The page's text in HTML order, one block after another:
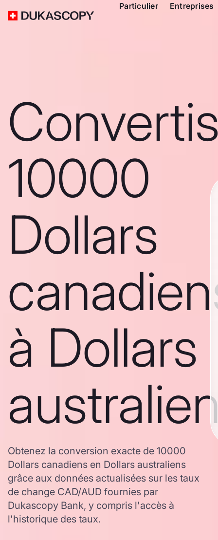
Particulier Entreprises
10000
Dollars
à Dollars
Obtenez la conversion exacte de 10000
Dollars canadiens en Dollars australiens
grâce aux données actualisées sur les taux
de change CAD/AUD fournies par
Dukascopy Bank, y compris l'accès à
l'historique des taux.